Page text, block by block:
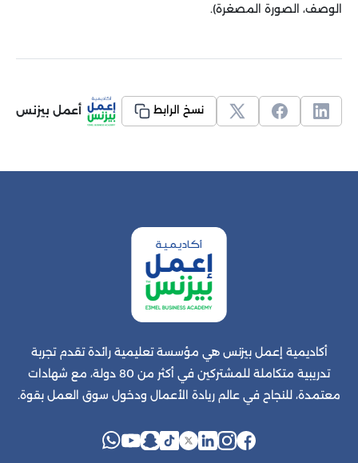
الوصف، الصورة المصغرة).
نسخ الرابط أعمل بيزنس
أكاديمية إعمل بيزنس هي مؤسسة تعليمية رائدة تقدم تجربة
تدريبية متكاملة للمشتركين في أكثر من 80 دولة، مع شهادات
معتمدة، للنجاح في عالم ريادة الأعمال ودخول سوق العمل بقوة.